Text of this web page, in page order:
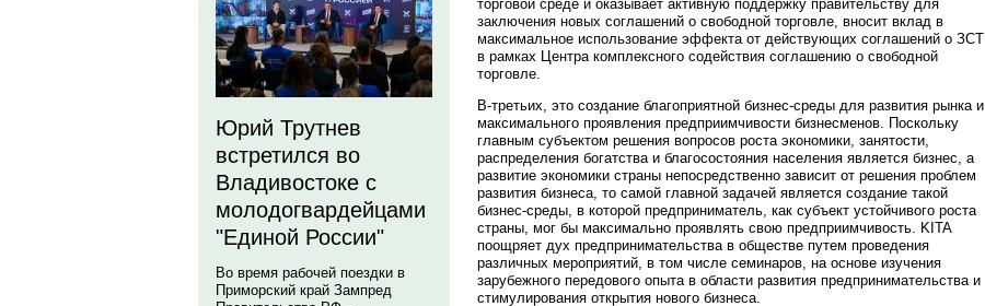
Юрий Трутнев
встретился во
Владивостоке с
молодогвардейцами
"Единой России"
Во время рабочей поездки в
Приморский край Зампред
торговой среде и оказывает активную поддержку правительству для
заключения новых соглашений о свободной торговле, вносит вклад в
максимальное использование эффекта от действующих соглашений о ЗСТ
в рамках Центра комплексного содействия соглашению о свободной
торговле.
В-третьих, это создание благоприятной бизнес-среды для развития рынка и
максимального проявления предприимчивости бизнесменов. Поскольку
главным субъектом решения вопросов роста экономики, занятости,
распределения богатства и благосостояния населения является бизнес, а
развитие экономики страны непосредственно зависит от решения проблем
развития бизнеса, то самой главной задачей является создание такой
бизнес-среды, в которой предприниматель, как субъект устойчивого роста
страны, мог бы максимально проявлять свою предприимчивость. KITA
поощряет дух предпринимательства в обществе путем проведения
различных мероприятий, в том числе семинаров, на основе изучения
зарубежного передового опыта в области развития предпринимательства и
стимулирования открытия нового бизнеса.